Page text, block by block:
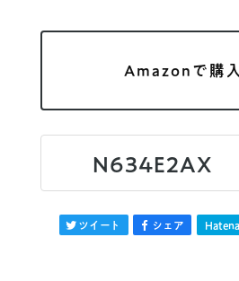
Amazonで購
N634E2AX
ツイート シェア Hatena